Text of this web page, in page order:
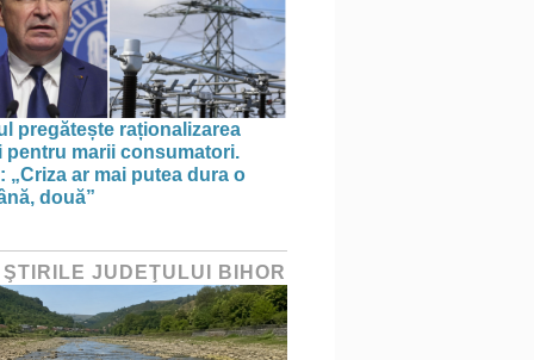
pregătește raționalizarea
pentru marii consumatori.
„Criza ar mai putea dura o
două”
JUDEŢULUI BIHOR